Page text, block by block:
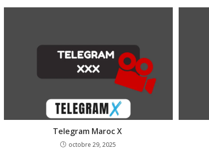
Telegram Maroc X
octobre 29, 2025